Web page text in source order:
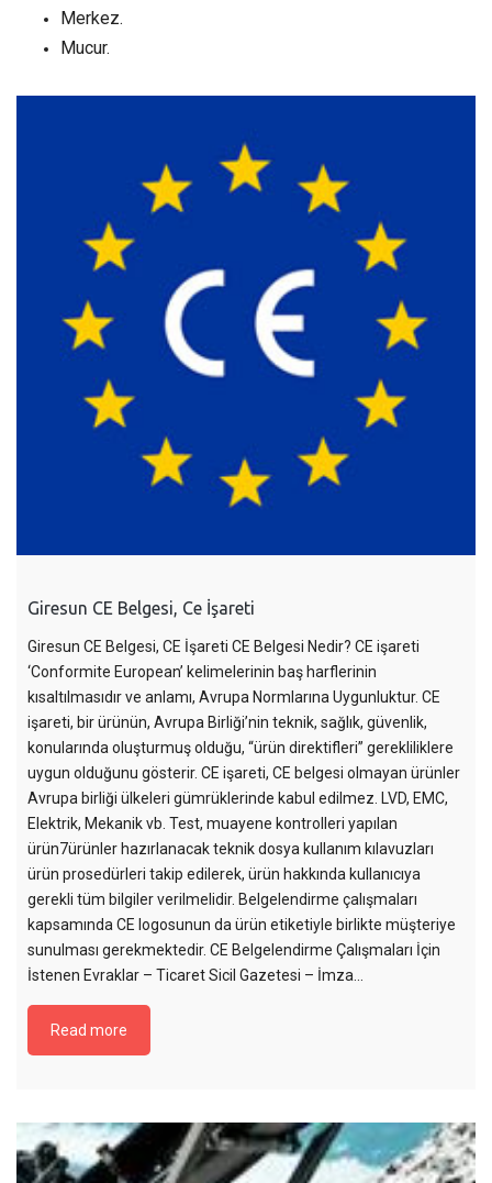
Merkez.
Mucur.
Giresun CE Belgesi, Ce İşareti
Giresun CE Belgesi, CE İşareti CE Belgesi Nedir? CE işareti
‘Conformite European’ kelimelerinin baş harflerinin
kısaltılmasıdır ve anlamı, Avrupa Normlarına Uygunluktur. CE
işareti, bir ürünün, Avrupa Birliği’nin teknik, sağlık, güvenlik,
konularında oluşturmuş olduğu, “ürün direktifleri” gerekliliklere
uygun olduğunu gösterir. CE işareti, CE belgesi olmayan ürünler
Avrupa birliği ülkeleri gümrüklerinde kabul edilmez. LVD, EMC,
Elektrik, Mekanik vb. Test, muayene kontrolleri yapılan
ürün7ürünler hazırlanacak teknik dosya kullanım kılavuzları
ürün prosedürleri takip edilerek, ürün hakkında kullanıcıya
gerekli tüm bilgiler verilmelidir. Belgelendirme çalışmaları
kapsamında CE logosunun da ürün etiketiyle birlikte müşteriye
sunulması gerekmektedir. CE Belgelendirme Çalışmaları İçin
İstenen Evraklar – Ticaret Sicil Gazetesi – İmza...
Read more